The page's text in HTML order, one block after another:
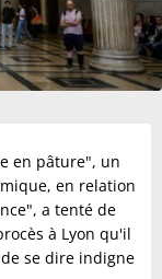
en pâture", un
en relation
a tenté de
à Lyon qu'il
se dire indigne